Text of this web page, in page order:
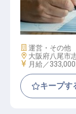
ヘルプデス
施設業態
運営・その他
勤務地
大阪府八尾市
給与
月給／
キープす